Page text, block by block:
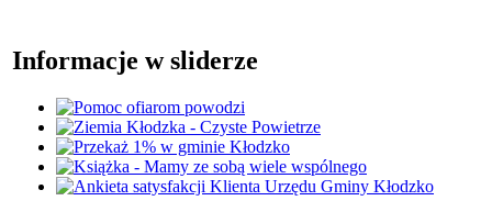
Informacje w sliderze